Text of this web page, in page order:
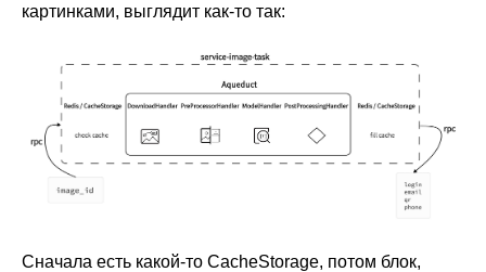
картинками, выглядит как-то так:
Сначала есть какой-то CacheStorage, потом блок,